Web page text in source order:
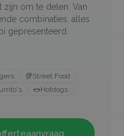
om te delen. Van
combinaties, alles
gepresenteerd.
🥡Street Food
🌭Hotdogs